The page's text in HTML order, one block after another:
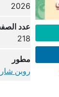
2026
عدد
218
مطور
روبن